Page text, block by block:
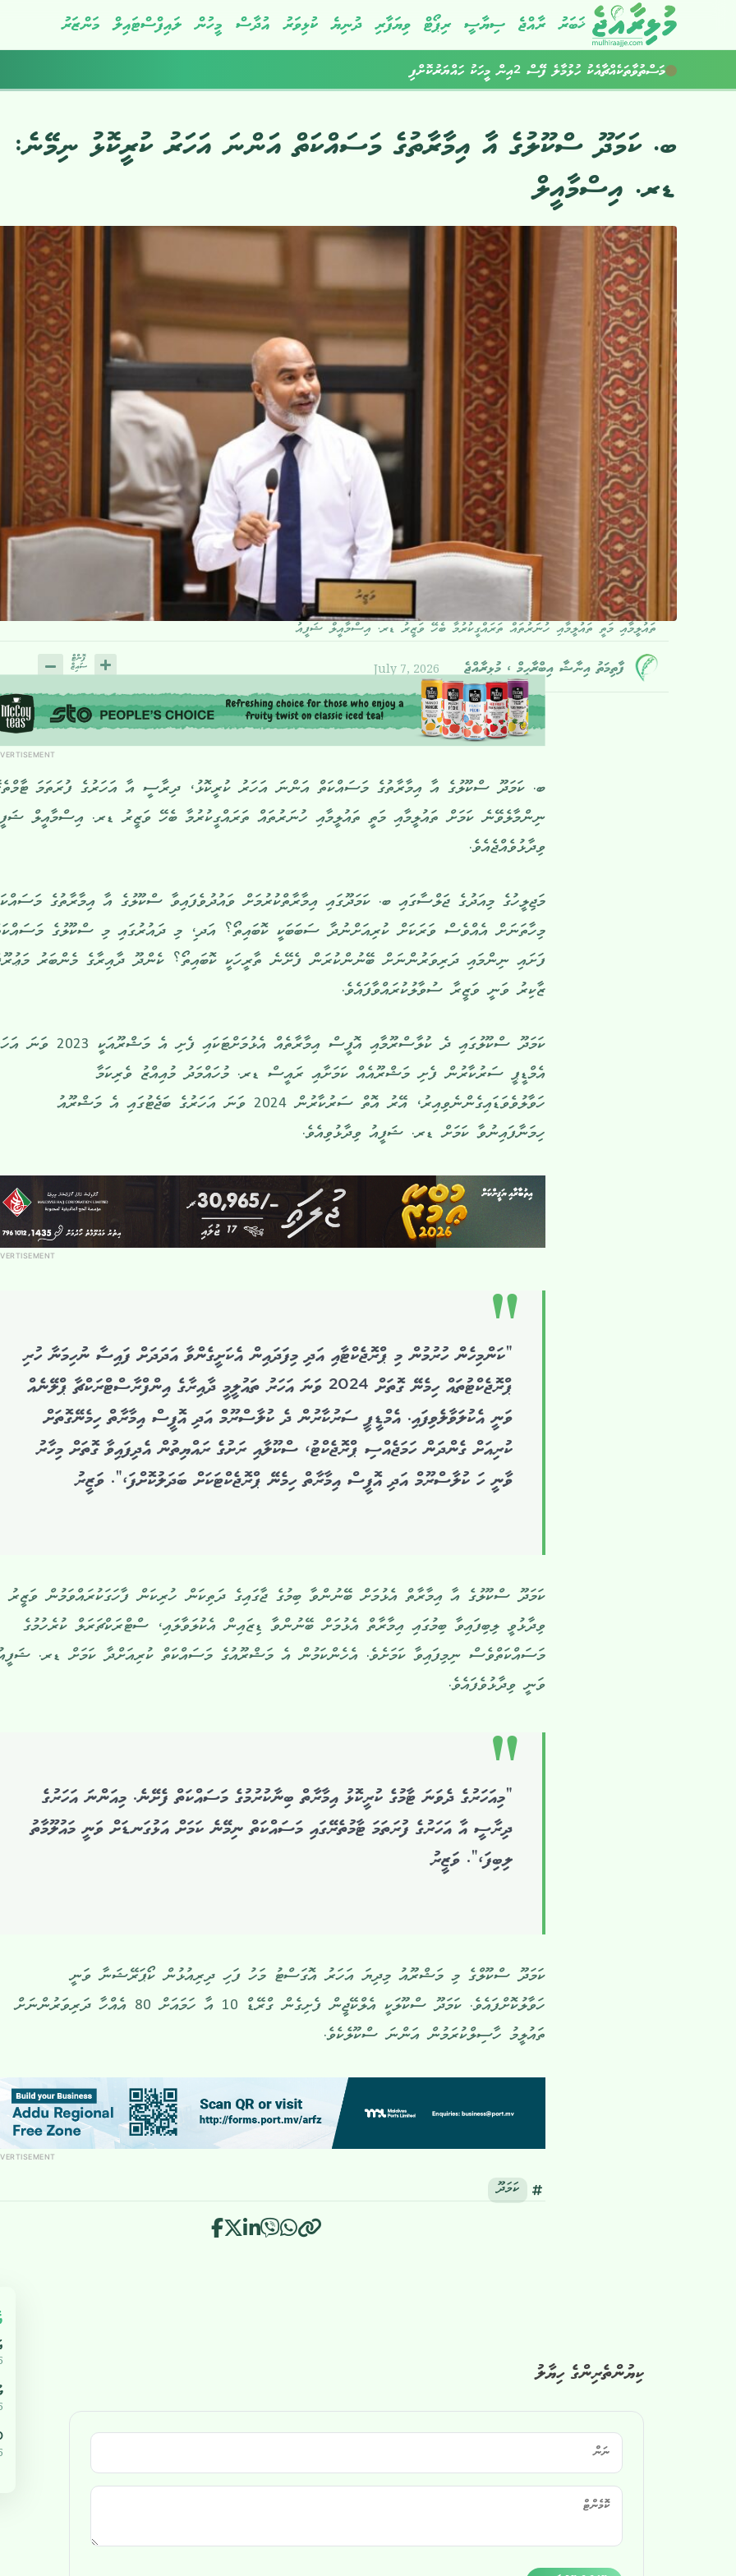
ޚަބަރު ރާއްޖެ ސިޔާސީ ރިޕޯޓް ވިޔަފާރި ދުނިޔެ ކުޅިވަރު އުދާސް މީހުން ލައިފްސްޓައިލް މަންޒަރު
ކުރިއަށްއޮތް ހަފުތާގައިވެސް މޫސުން ގޯސް
ބ. ކަމަދޫ ސްކޫލުގެ އާ އިމާރާތުގެ މަސައްކަތް އަންނަ އަހަރު ކުރީކޮޅު ނިމޭނެ:
ޑރ. އިސްމާއީލް
ތައުލީމާއި މަތީ ތައުލީމާއި ހުނަރުތައް ތަރައްގީކުރުމާ ބެހޭ ވަޒީރު ޑރ. އިސްމާއީލް ޝަފީއު
ފާތިމަތު އިނާޝާ އިބްރާހީމް ، މުޅިރާއްޖެ July 7, 2026
ބ. ކަމަދޫ ސްކޫލުގެ އާ އިމާރާތުގެ މަސައްކަތް އަންނަ އަހަރު ކުރީކޮޅު، ދިރާސީ އާ އަހަރުގެ ފުރަތަމަ
ނިންމާލެވޭނެ ކަމަށް ތައުލީމާއި މަތީ ތައުލީމާއި ހުނަރުތައް ތަރައްގީކުރުމާ ބެހޭ ވަޒީރު ޑރ. އިސްމާއީލް
ވިދާޅުވެއްޖެއެވެ.
މަޖިލީހުގެ މިއަދުގެ ޖަލްސާގައި ބ. ކަމަދޫގައި އިމާރާތްކުރުމަށް ވައުދުވެފައިވާ ސްކޫލުގެ އާ އިމާރާތުގެ
މިހާތަނަށް އެއްވެސް ވަރަކަށް ކުރިއަށްނުދާ ސަބަބަކީ ކޮބައިތޯ؟ އަދ،ި މި ދައުރުގައި މި ސްކޫލުގެ
ފަށައި ނިންމައި ދަރިވަރުންނަށް ބޭނުންކުރަން ފެށޭނެ ތާރީހަކީ ކޮބައިތޯ؟ ކެންދޫ ދާއިރާގެ މެންބަރު
ޒާކިރު ވަނީ ވަޒީރާ ސުވާލުކުރައްވާފައެވެ.
ކަމަދޫ ސްކޫލުގައި ދެ ކުލާސްރޫމާއި އޮފީސް އިމާރާތެއް އެޅުމަށްޓަކައި ފެށި އެ
އެމްޑީޕީ ސަރުކާރުން ފެށި މަޝްރޫއެއް ކަމަށާއި ރައީސް ޑރ. މުހައްމަދު މުއިއްޒު ވެރިކަމާ
ހަވާލުވެވަޑައިގެންނެވިއިރު، އޭރު އޮތް ސަރުކާރުން 2024 ވަނަ އަހަރުގެ ބަޖެޓުގައި އެ މަޝްރޫއު
ހިމަނާފައިނުވާ ކަމަށް ޑރ. ޝަފީއު ވިދާޅުވިއެވެ.
“ކަންމިހެން ހުރުމުން މި ޕްރޮޖެކްޓާއި އަދި މިފަދައިން އެކަށީގެންވާ އަދަދަށް ފައިސާ ނުހިމަނާ ހުރި
ޕްރޮޖެކްޓުތައް ހިމެނޭ ގޮތަށް 2024 ވަނަ އަހަރު ތައުލީމީ ދާއިރާގެ އިންފްރާސްޓްރަކްޗާ ޕްލޭނެއް
ވަނީ އެކުލަވާލެވިފައި. އެމްޑީޕީ ސަރުކާރުން ދެ ކުލާސްރޫމް އަދި އޮފީސް އިމާރާތް ހިމެނޭގޮތަށް
ކުރިއަށް ގެންދަން ހަމަޖެއްސި ޕްރޮޖެކްޓު، ސްކޫލާއި ރަށުގެ ރައްޔިތުން އެދިފައިވާ ގޮތަށް މިހާރު
ވާނީ ހަ ކުލާސްރޫމް އަދި އޮފީސް އިމާރާތް ހިމެނޭ ޕްރޮޖެކްޓަކަށް ބަދަލުކޮށްފަ،”. ވަޒީރު
ކަމަދޫ ސްކޫލުގެ އާ އިމާރާތް އެޅުމަށް ބޭނުންވާ ބިމުގެ ޖާގައިގެ ދަތިކަން ހުރިކަން ފާހަގަކުރައްވަމުން ވަޒީރު
ވިދާޅުވީ ލިބިފައިވާ ބިމުގައި އިމާރާތް އެޅުމަށް ބޭނުންވާ ޑިޒައިން އެކުލަވާލައި، ސްޓްރަކްޗަރަލް ކުރެހުމުގެ
މަސައްކަތްވެސް ނިމިފައިވާ ކަމަށެވެ. އެހެންކަމުން އެ މަޝްރޫއުގެ މަސައްކަތް ކުރިއަށްދާ ކަމަށް ޑރ.
ވަނީ ވިދާޅުވެފައެވެ.
“މިއަހަރުގެ ދެވަނަ ޓާމުގެ ކުރީކޮޅު އިމާރާތް ބިނާކުރުމުގެ މަސައްކަތް ފެށޭނެ. މިއަންނަ އަހަރުގެ
ދިރާސީ އާ އަހަރުގެ ފުރަތަމަ ޓާމުތެރޭގައި މަސައްކަތް ނިމޭނެ ކަމަށް އަޅުގަނޑަށް ވަނީ މައުލޫމާތު
ލިބިފަ،”. ވަޒީރު
ކަމަދޫ ސްކޫލްގެ މި މަޝްރޫއު މިދިޔަ އަހަރު އޮގަސްޓު މަހު ފަހި ދިރިއުޅުން ކޯޕަރޭޝަނާ ވަނީ
ހަވާލުކޮށްފައެވެ. ކަމަދޫ ސްކޫލަކީ އެލްކޭޖީން ފެށިގެން ގްރޭޑް 10 އާ ހަމައަށް 80 އެއްހާ ދަރިވަރުންނަށް
ތައުލީމު ހާސިލްކުރަމުން އަންނަ ސްކޫލެކެވެ.
ކަމަދޫ
ކިޔުންތެރިންގެ ހިޔާލު